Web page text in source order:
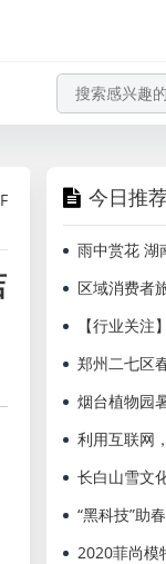
海航北京=布
今日推
烟台植物园
利用互联网
长白山雪文
2020菲尚模